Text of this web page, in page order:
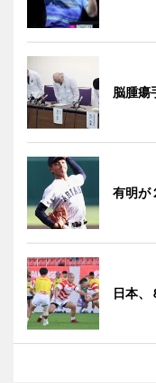
脳腫瘍
有明
日本